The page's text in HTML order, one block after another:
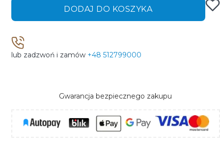
DODAJ DO KOSZYKA
lub zadzwoń i zamów +48 512799000
Gwarancja bezpiecznego zakupu